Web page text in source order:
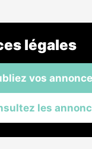
légales
vos
les